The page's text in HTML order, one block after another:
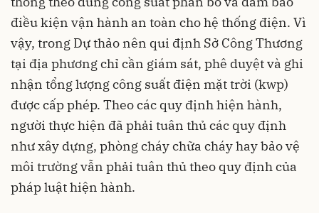
điều kiện vận hành an toàn cho hệ thống điện. Vì
vậy, trong Dự thảo nên qui định Sở Công Thương
tại địa phương chỉ cần giám sát, phê duyệt và ghi
nhận tổng lượng công suất điện mặt trời (kwp)
được cấp phép. Theo các quy định hiện hành,
người thực hiện đã phải tuân thủ các quy định
như xây dựng, phòng cháy chữa cháy hay bảo vệ
môi trường vẫn phải tuân thủ theo quy định của
pháp luật hiện hành.